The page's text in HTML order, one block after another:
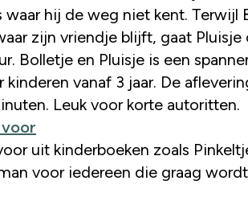
waar hij de weg niet kent. Terwijl
zijn vriendje blijft, gaat Pluisje
Bolletje en Pluisje is een
vanaf 3 jaar. De
Leuk voor korte autoritten.
uit kinderboeken zoals
voor iedereen die graag wordt